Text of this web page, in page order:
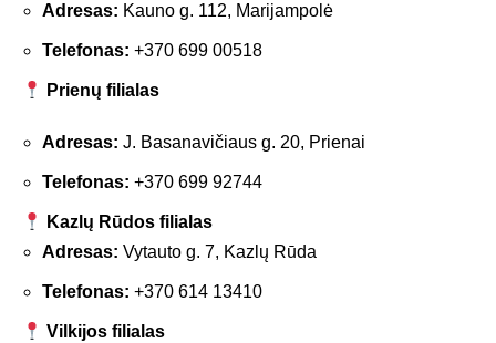
Adresas: Kauno g. 112, Marijampolė
Telefonas: +370 699 00518
Prienų filialas
Adresas: J. Basanavičiaus g. 20, Prienai
Telefonas: +370 699 92744
Kazlų Rūdos filialas
Adresas: Vytauto g. 7, Kazlų Rūda
Telefonas: +370 614 13410
Vilkijos filialas